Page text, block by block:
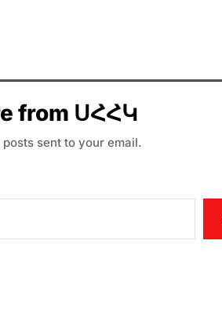
from ՍՀՀԿ
sent to your email.